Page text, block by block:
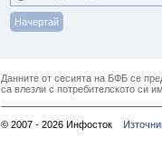
Данните от сесията на БФБ се
са влезли с потребителското си
© 2007 - 2026 Инфосток